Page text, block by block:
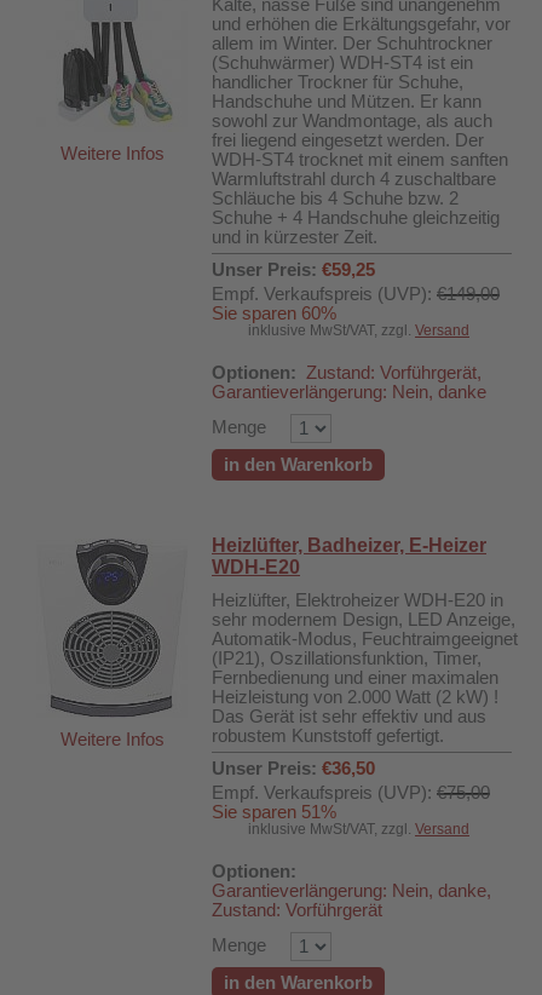
Weitere Infos
Kalte, nasse Füße sind unangenehm
und erhöhen die Erkältungsgefahr, vor
allem im Winter. Der Schuhtrockner
(Schuhwärmer) WDH-ST4 ist ein
handlicher Trockner für Schuhe,
Handschuhe und Mützen. Er kann
sowohl zur Wandmontage, als auch
frei liegend eingesetzt werden. Der
WDH-ST4 trocknet mit einem sanften
Warmluftstrahl durch 4 zuschaltbare
Schläuche bis 4 Schuhe bzw. 2
Schuhe + 4 Handschuhe gleichzeitig
und in kürzester Zeit.
Unser Preis: €59,25
Empf. Verkaufspreis (UVP): €149,00
Sie sparen 60%
inklusive MwSt/VAT, zzgl. Versand
Optionen:
Zustand: Vorführgerät,
Garantieverlängerung: Nein, danke
Menge
in den Warenkorb
Weitere Infos
Heizlüfter, Badheizer, E-Heizer
WDH-E20
Heizlüfter, Elektroheizer WDH-E20 in
sehr modernem Design, LED Anzeige,
Automatik-Modus, Feuchtraimgeeignet
(IP21), Oszillationsfunktion, Timer,
Fernbedienung und einer maximalen
Heizleistung von 2.000 Watt (2 kW) !
Das Gerät ist sehr effektiv und aus
robustem Kunststoff gefertigt.
Unser Preis: €36,50
Empf. Verkaufspreis (UVP): €75,00
Sie sparen 51%
inklusive MwSt/VAT, zzgl. Versand
Optionen:
Garantieverlängerung: Nein, danke,
Zustand: Vorführgerät
Menge
in den Warenkorb